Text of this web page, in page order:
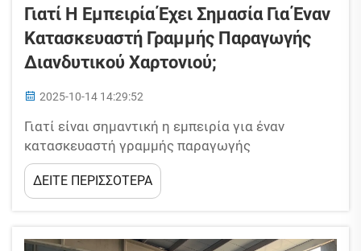
Γιατί Η Εμπειρία Έχει Σημασία Για Έναν
Κατασκευαστή Γραμμής Παραγωγής
Διανδυτικού Χαρτονιού;
2025-10-14 14:29:52
Γιατί είναι σημαντική η εμπειρία για έναν
κατασκευαστή γραμμής παραγωγής
διακεκομμένου χαρτονιού; Αν έχετε προσπαθήσει
να αγοράσετε μια γραμμή παραγωγής
διακεκομμένου χαρτονιού, πιθανότατα έχετε δει
λειτουργούν. Στην αρχή...
ΔΕΙΤΕ ΠΕΡΙΣΣΟΤΕΡΑ